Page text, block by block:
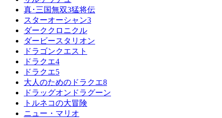
真･三国無双3猛将伝
スターオーシャン3
ダーククロニクル
ダービースタリオン
ドラゴンクエスト
ドラクエ4
ドラクエ5
大人のためのドラクエ8
ドラッグオンドラグーン
トルネコの大冒険
ニュー・マリオ